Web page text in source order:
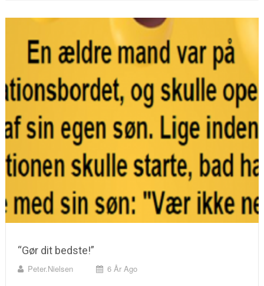
“Gør dit bedste!”
Peter.nielsen 6 År Ago